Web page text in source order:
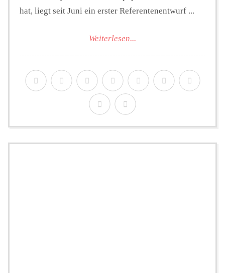
hat, liegt seit Juni ein erster Referentenentwurf ...
Weiterlesen...